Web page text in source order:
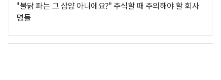
"불닭 파는 그 삼양 아니에요?" 주식할 때 주의해야 할 회사
명들